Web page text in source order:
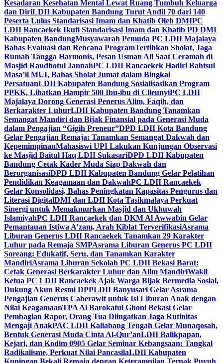
Kesadaran Kesehatan Mental Lewat Ruang Tumbuh Keluarga
dan DiriLDII Kabupaten Bandung Turut Andil 70 dari 140
Peserta Lulus Standarisasi Imam dan Khatib Oleh DMIPC
LDII Rancaekek Ikuti Standarisasi Imam dan Khatib PD DMI
Kabupaten BandungMusyawarah Pemuda PC LDII Majalaya
Bahas Evaluasi dan Rencana ProgramTertibkan Sholat, Jaga
Rumah Tangga Harmonis, Pesan Usman Ali Saat Ceramah di
Masjid Raudhotul JannahPC LDII Rancaekek Hadiri Bahtsul
Masa’il MUI, Bahas Sholat Jumat dalam Bingkai
PersatuanLDII Kabupaten Bandung Sosialisasikan Program
PPKK, Libatkan Hampir 500 Ibu-ibu di CileunyiPC LDII
Majalaya Dorong Generasi Penerus Alim, Faqih, dan
Berkarakter LuhurLDII Kabupaten Bandung Tanamkan
Semangat Mandiri dan Bijak Finansial pada Generasi Muda
dalam Pengajian “Gigih Preneur”DPD LDII Kota Bandung
Gelar Pengajian Remaja: Tanamkan Semangat Dakwah dan
KepemimpinanMahasiswi UPI Lakukan Kunjungan Observasi
ke Masjid Baitul Haq LDII SukasariDPD LDII Kabupaten
Bandung Cetak Kader Muda Siap Dakwah dan
BerorganisasiDPD LDII Kabupaten Bandung Gelar Pelatihan
Pendidikan Keagamaan dan DakwahPC LDII Rancaekek
Gelar Konsolidasi, Bahas Peningkatan Kapasitas Pengurus dan
Literasi DigitalDMI dan LDII Kota Tasikmalaya Perkuat
Sinergi untuk Memakmurkan Masjid dan Ukhuwah
IslamiyahPC LDII Rancaekek dan DKM Al Awwabin Gelar
Pemantauan Istiwa A’zam, Arah Kiblat TerverifikasiAsrama
Liburan Generus LDII Rancaekek Tanamkan 29 Karakter
Luhur pada Remaja SMPAsrama Liburan Generus PC LDII
Soreang: Edukatif, Seru, dan Tanamkan Karakter
MandiriAsrama Liburan Sekolah PC LDII Bekasi Barat:
Cetak Generasi Berkarakter Luhur dan Alim MandiriWakil
Ketua PC LDII Rancaekek Ajak Warga Bijak Bermedia Sosial,
Dukung Akun Resmi DPPLDII Banyusari Gelar Asrama
Pengajian Generus Caberawit untuk Isi Liburan Anak dengan
Nilai KeagamaanTPA Al Barokatul Ghoni Bekasi Gelar
Pembagian Rapor, Orang Tua Diingatkan Jaga Rutinitas
Mengaji AnakPAC LDII Kaliabang Tengah Gelar Munaqosah,
Bentuk Generasi Muda Cinta Al-Qur’anLDII Balikpapan,
Kejari, dan Kodim 0905 Gelar Seminar Kebangsaan: Tangkal
Radikalisme, Perkuat Nilai PancasilaLDII Kabupaten